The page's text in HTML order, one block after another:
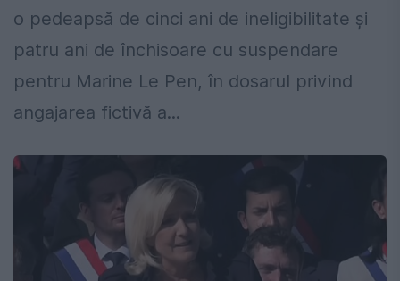
o pedeapsă de cinci ani de ineligibilitate și
patru ani de închisoare cu suspendare
pentru Marine Le Pen, în dosarul privind
angajarea fictivă a...